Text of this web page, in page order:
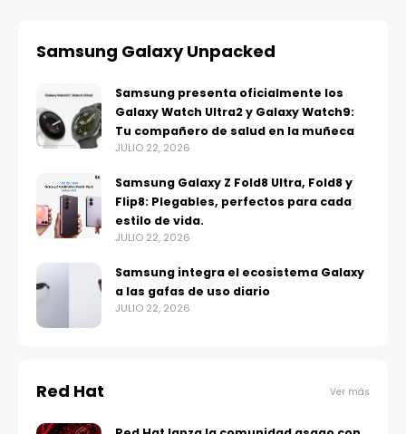
Samsung Galaxy Unpacked
Samsung presenta oficialmente los
Galaxy Watch Ultra2 y Galaxy Watch9:
Tu compañero de salud en la muñeca
JULIO 22, 2026
Samsung Galaxy Z Fold8 Ultra, Fold8 y
Flip8: Plegables, perfectos para cada
estilo de vida.
JULIO 22, 2026
Samsung integra el ecosistema Galaxy
a las gafas de uso diario
JULIO 22, 2026
Red Hat Ver más